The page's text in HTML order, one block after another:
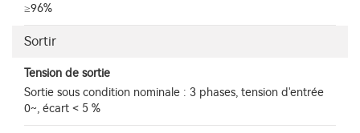
≥96%
Sortir
Tension de sortie
Sortie sous condition nominale : 3 phases, tension d'entrée
0~, écart < 5 %